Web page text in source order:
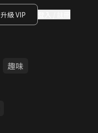
升級 VIP
趣味